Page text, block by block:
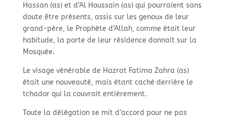
Hassan (as) et d’Al Houssain (as) qui pourraient sans
doute être présents, assis sur les genoux de leur
grand-père, le Prophète d’Allah, comme était leur
habitude, la porte de leur résidence donnait sur la
Mosquée.
Le visage vénérable de Hazrat Fatima Zahra (as)
était une nouveauté, mais étant caché derrière le
tchador qui la couvrait entièrement.
Toute la délégation se mit d’accord pour ne pas